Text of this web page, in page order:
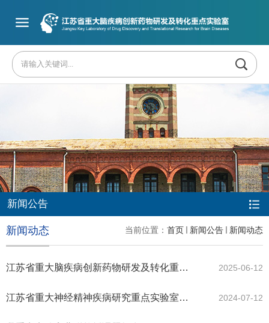
新闻公告
当前位置： 首页 新闻公告 新闻动态
新闻动态
江苏省重大脑疾病创新药物研发及转化重点实验室第一届学术委员会会议顺利召开 2025-06-12
江苏省重大神经精神疾病研究重点实验室2024年暑期研讨会顺利召开 2024-07-12